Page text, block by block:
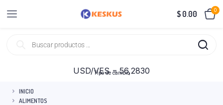
$ 0.00 0
Tipo de cambio
USD/VES = 56,2830
INICIO
ALIMENTOS